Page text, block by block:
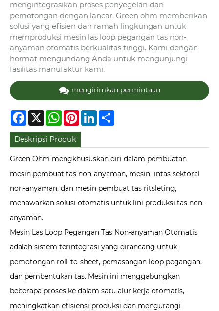
mengintegrasikan proses penyegelan dan
pemotongan dengan lancar. Green ohm memberikan
solusi yang efisien dan ramah lingkungan untuk
memproduksi mesin las loop pegangan tas non-
anyaman otomatis berkualitas tinggi. Kami dengan
hormat mengundang Anda untuk mengunjungi
fasilitas manufaktur kami.
mengirimkan permintaan
Facebook
X WhatsApp
PinterestLinkedIn
Deskripsi Produk
Green Ohm mengkhususkan diri dalam pembuatan
mesin pembuat tas non-anyaman, mesin lintas sektoral
non-anyaman, dan mesin pembuat tas ritsleting,
menawarkan solusi otomatis untuk lini produksi tas non-
anyaman.
Mesin Las Loop Pegangan Tas Non-anyaman Otomatis
adalah sistem terintegrasi yang dirancang untuk
pemotongan roll-to-sheet, pemasangan loop pegangan,
dan pembentukan tas. Mesin ini menggabungkan
beberapa proses ke dalam satu alur kerja otomatis,
meningkatkan efisiensi produksi dan mengurangi